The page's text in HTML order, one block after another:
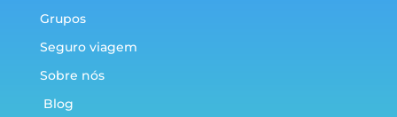
Grupos
Seguro viagem
Sobre nós
Blog